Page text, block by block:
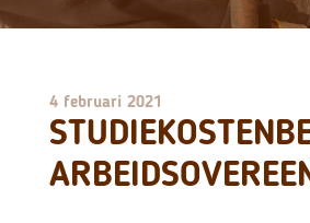
4 februari 2021